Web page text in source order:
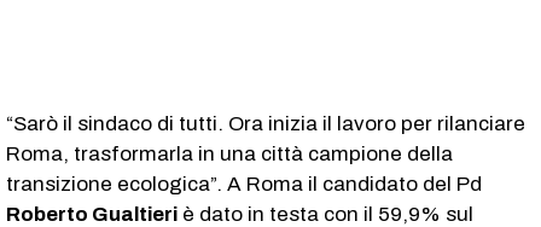
“Sarò il sindaco di tutti. Ora inizia il lavoro per rilanciare
Roma, trasformarla in una città campione della
transizione ecologica”. A Roma il candidato del Pd
Roberto Gualtieri è dato in testa con il 59,9% sul